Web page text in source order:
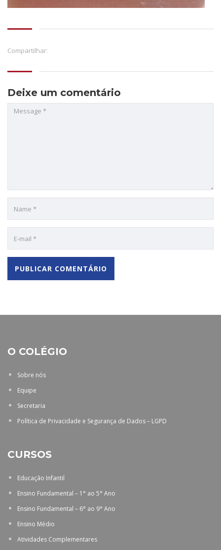
Compartilhar:
Deixe um comentário
O COLÉGIO
Sobre nós
Equipe
Secretaria
Política de Privacidade e Segurança de Dados – LGPD
CURSOS
Educação Infantil
Ensino Fundamental – 1° ao 5° Ano
Ensino Fundamental – 6° ao 9° Ano
Ensino Médio
Atividades Complementares